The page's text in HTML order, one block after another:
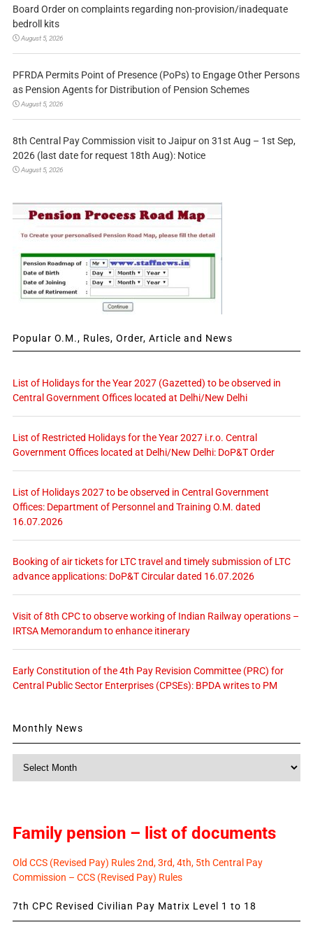
Board Order on complaints regarding non-provision/inadequate
bedroll kits
August 5, 2026
PFRDA Permits Point of Presence (PoPs) to Engage Other Persons
as Pension Agents for Distribution of Pension Schemes
August 5, 2026
8th Central Pay Commission visit to Jaipur on 31st Aug – 1st Sep,
2026 (last date for request 18th Aug): Notice
August 5, 2026
Popular O.M., Rules, Order, Article and News
List of Holidays for the Year 2027 (Gazetted) to be observed in
Central Government Offices located at Delhi/New Delhi
List of Restricted Holidays for the Year 2027 i.r.o. Central
Government Offices located at Delhi/New Delhi: DoP&T Order
List of Holidays 2027 to be observed in Central Government
Offices: Department of Personnel and Training O.M. dated
16.07.2026
Booking of air tickets for LTC travel and timely submission of LTC
advance applications: DoP&T Circular dated 16.07.2026
Visit of 8th CPC to observe working of Indian Railway operations –
IRTSA Memorandum to enhance itinerary
Early Constitution of the 4th Pay Revision Committee (PRC) for
Central Public Sector Enterprises (CPSEs): BPDA writes to PM
Monthly News
Family pension – list of documents
Old CCS (Revised Pay) Rules 2nd, 3rd, 4th, 5th Central Pay
Commission – CCS (Revised Pay) Rules
7th CPC Revised Civilian Pay Matrix Level 1 to 18